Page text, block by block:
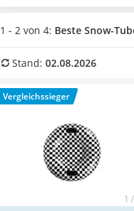
Koffer
Nachtsichtgerät
Handgepäck-Koffer
Wanderschuhe Herren
Sicherheitsweste Reiten
Erwachsenen extrem
Rodelreifens sollten Sie
dann wählen Sie jetzt
Überzeugt hat uns hier
ModellFukaisu Snow Tube
1 - 2 von 4: Beste Snow-
Stand: 02.08.2026
Vergleichssieger
1